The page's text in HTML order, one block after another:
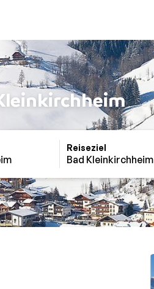
Reiseziel
Bad Kleinkirchheim